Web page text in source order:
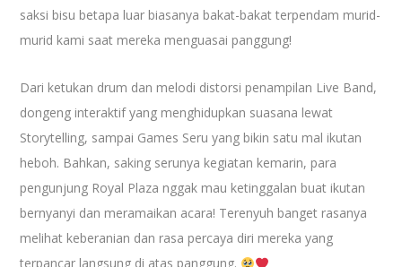
saksi bisu betapa luar biasanya bakat-bakat terpendam murid-
murid kami saat mereka menguasai panggung!
Dari ketukan drum dan melodi distorsi penampilan Live Band,
dongeng interaktif yang menghidupkan suasana lewat
Storytelling, sampai Games Seru yang bikin satu mal ikutan
heboh. Bahkan, saking serunya kegiatan kemarin, para
pengunjung Royal Plaza nggak mau ketinggalan buat ikutan
bernyanyi dan meramaikan acara! Terenyuh banget rasanya
melihat keberanian dan rasa percaya diri mereka yang
terpancar langsung di atas panggung.